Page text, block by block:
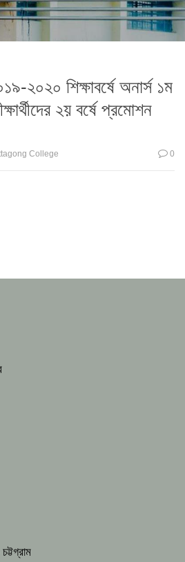
২০২০ শিক্ষাবর্ষে অনার্স ১ম
২য় বর্ষে প্রমোশন
College 0